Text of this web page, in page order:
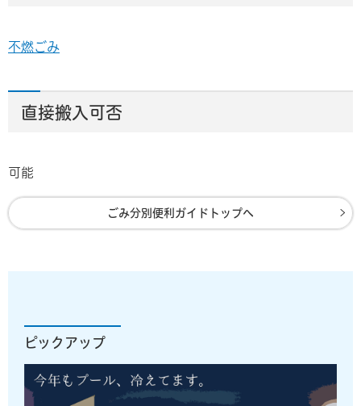
不燃ごみ
直接搬入可否
可能
ごみ分別便利ガイドトップへ
ピックアップ